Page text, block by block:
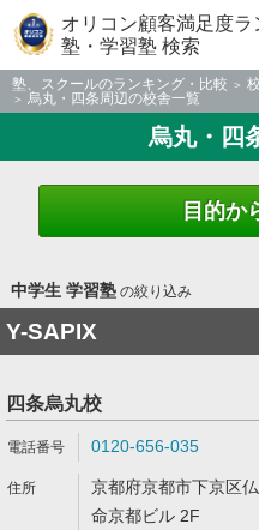
オリコン顧客満足度ラ
塾・学習塾 検索
塾、スクールのランキング・比較
烏丸・四条周辺の校舎一覧
烏丸・四
目的か
中学生 学習塾の絞り込み
Y-SAPIX
四条烏丸校
0120-656-035
京都府京都市下京区
命京都ビル 2F